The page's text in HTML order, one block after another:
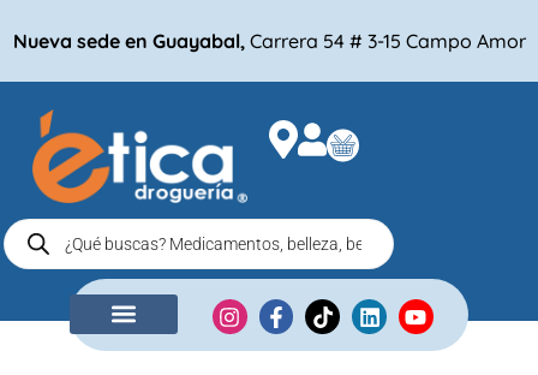
Nueva sede en Guayabal, Carrera 54 # 3-15 Campo Amor